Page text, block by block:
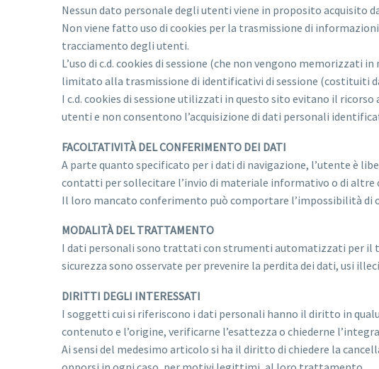
Nessun dato personale degli utenti viene in proposito acquisito
Non viene fatto uso di cookies per la trasmissione di
tracciamento degli utenti.
L’uso di c.d. cookies di sessione (che non vengono
limitato alla trasmissione di identificativi di sessione (costituiti
I c.d. cookies di sessione utilizzati in questo sito evitano il
utenti e non consentono l’acquisizione di dati personali
FACOLTATIVITÀ DEL CONFERIMENTO DEI DATI
A parte quanto specificato per i dati di navigazione, l’utente è
contatti per sollecitare l’invio di materiale informativo o di altre
Il loro mancato conferimento può comportare l’impossibilità di
MODALITÀ DEL TRATTAMENTO
I dati personali sono trattati con strumenti automatizzati per il
sicurezza sono osservate per prevenire la perdita dei dati, usi
DIRITTI DEGLI INTERESSATI
I soggetti cui si riferiscono i dati personali hanno il diritto in
contenuto e l’origine, verificarne l’esattezza o chiederne
Ai sensi del medesimo articolo si ha il diritto di chiedere la